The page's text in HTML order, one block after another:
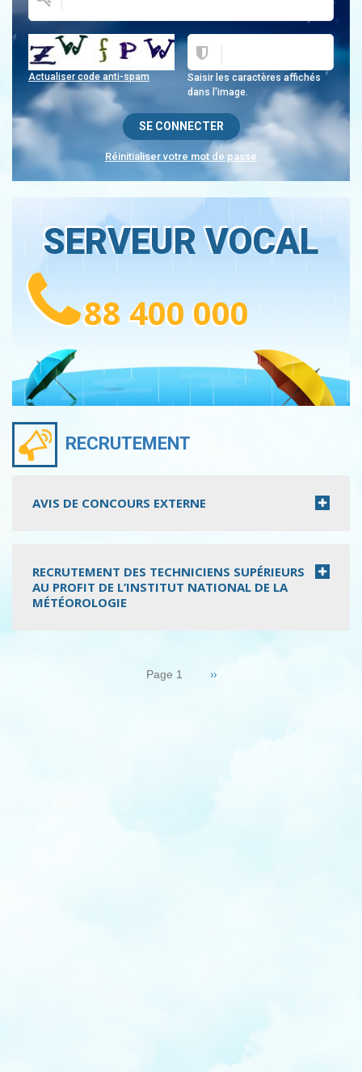
Saisir les caractères affichés
dans l'image.
Actualiser code anti-spam
Réinitialiser votre mot de passe
SERVEUR VOCAL
88 400 000
RECRUTEMENT
AVIS DE CONCOURS EXTERNE
RECRUTEMENT DES TECHNICIENS SUPÉRIEURS
AU PROFIT DE L’INSTITUT NATIONAL DE LA
MÉTÉOROLOGIE
Page 1 Page
››